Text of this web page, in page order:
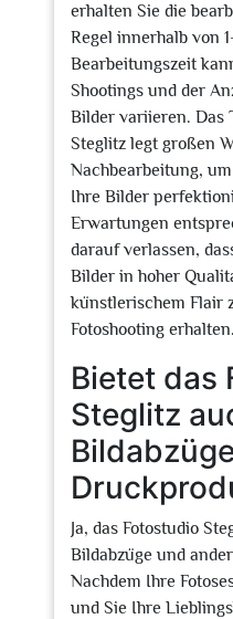
erhalten Sie die
Regel innerhalb von
Bearbeitungszeit
Shootings und der
Bilder variieren. Das
Steglitz legt großen
Nachbearbeitung,
Ihre Bilder
Erwartungen
darauf verlassen,
Bilder in hoher
künstlerischem Flair
Fotoshooting erhalten.
Bietet das
Steglitz
Ja, das Fotostudio
Bildabzüge und
Nachdem Ihre
und Sie Ihre